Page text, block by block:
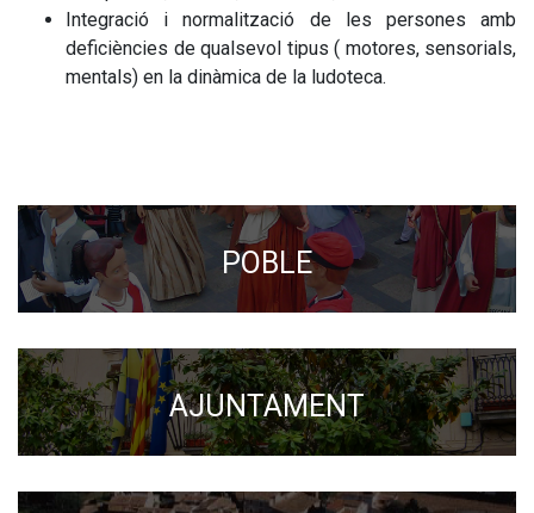
Integració i normalització de les persones amb
deficiències de qualsevol tipus ( motores, sensorials,
mentals) en la dinàmica de la ludoteca.
POBLE
AJUNTAMENT